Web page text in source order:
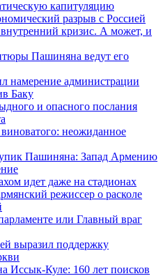
капитуляцию
разрыв с Россией
кризис. А может, и
Пашиняна ведут его
намерение администрации
Баку
и опасного послания
неожиданное
Пашиняна: Запад Армению
идет даже на стадионах
режиссер о расколе
или Главный враг
выразил поддержку
Иссык-Куле: 160 лет поисков